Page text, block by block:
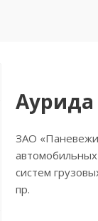
Аурида
ЗАО
систем
пр.